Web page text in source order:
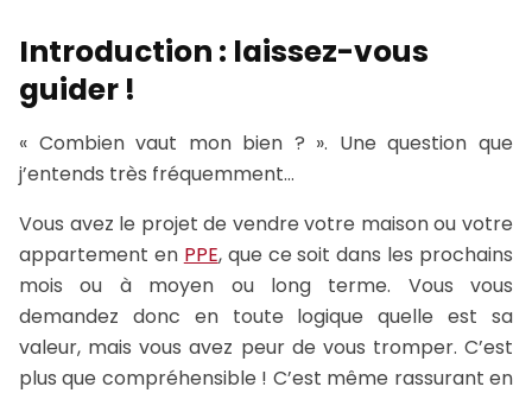
Introduction : laissez-vous
guider !
« Combien vaut mon bien ? ». Une question que
j’entends très fréquemment…
Vous avez le projet de vendre votre maison ou votre
appartement en PPE, que ce soit dans les prochains
mois ou à moyen ou long terme. Vous vous
demandez donc en toute logique quelle est sa
valeur, mais vous avez peur de vous tromper. C’est
plus que compréhensible ! C’est même rassurant en